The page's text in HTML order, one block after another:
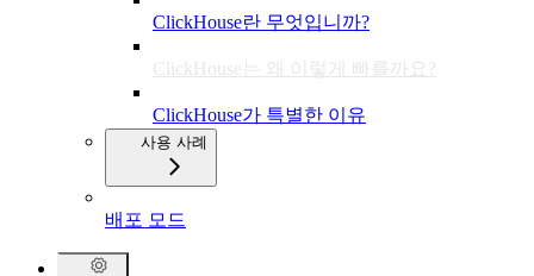
ClickHouse란 무엇입니까?
ClickHouse는 왜 이렇게 빠를까요?
ClickHouse가 특별한 이유
사용 사례
배포 모드